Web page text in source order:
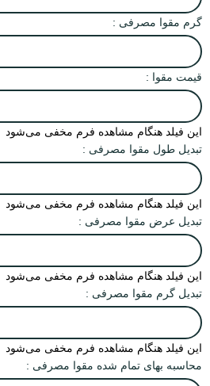
گرم مقوا مصرفی :
قیمت مقوا :
این فیلد هنگام مشاهده فرم مخفی می‌شود
تبدیل طول مقوا مصرفی :
این فیلد هنگام مشاهده فرم مخفی می‌شود
تبدیل عرض مقوا مصرفی :
این فیلد هنگام مشاهده فرم مخفی می‌شود
تبدیل گرم مقوا مصرفی :
این فیلد هنگام مشاهده فرم مخفی می‌شود
محاسبه بهای تمام شده مقوا مصرفی :